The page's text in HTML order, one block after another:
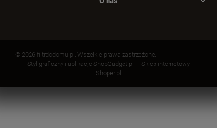
© 2026 filtrdodomu.pl. Wszelkie prawa zastrzeżone.
Styl graficzny i aplikacje ShopGadget.pl
Sklep internetowy
Shoper.pl